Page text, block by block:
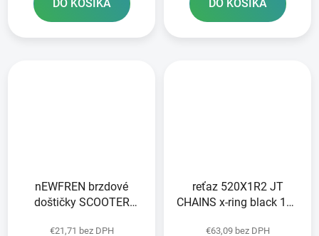
DO KOŠÍKA DO KOŠÍKA
nEWFREN brzdové
doštičky SCOOTER
€21,71 bez DPH
reťaz 520X1R2 JT
CHAINS x-ring black 116
€63,09 bez DPH